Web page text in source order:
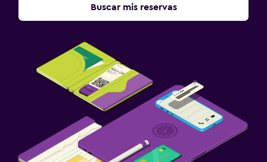
Buscar mis reservas